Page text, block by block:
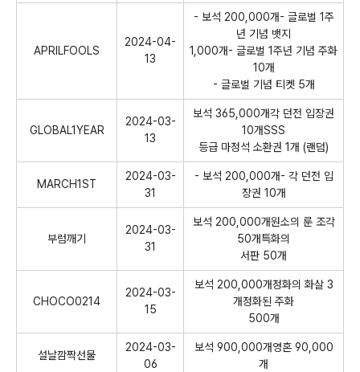
APRILFOOLS
2024-04-
13
- 보석 200,000개- 글로벌 1주
년 기념 뱃지
1,000개- 글로벌 1주년 기념 주화
10개
- 글로벌 기념 티켓 5개
GLOBAL1YEAR
2024-03-
13
보석 365,000개각 던전 입장권
10개SSS
등급 마정석 소환권 1개 (랜덤)
MARCH1ST
2024-03-
31
- 보석 200,000개- 각 던전 입
장권 10개
부럼깨기
2024-03-
31
보석 200,000개원소의 룬 조각
50개특화의
서판 50개
CHOCO0214
2024-03-
15
보석 200,000개정화의 화살 3
개정화된 주화
500개
설날깜짝선물
2024-03-
06
보석 900,000개영혼 90,000
개